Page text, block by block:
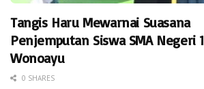
Tangis Haru Mewarnai Suasana
Penjemputan Siswa SMA Negeri 1
Wonoayu
0 SHARES